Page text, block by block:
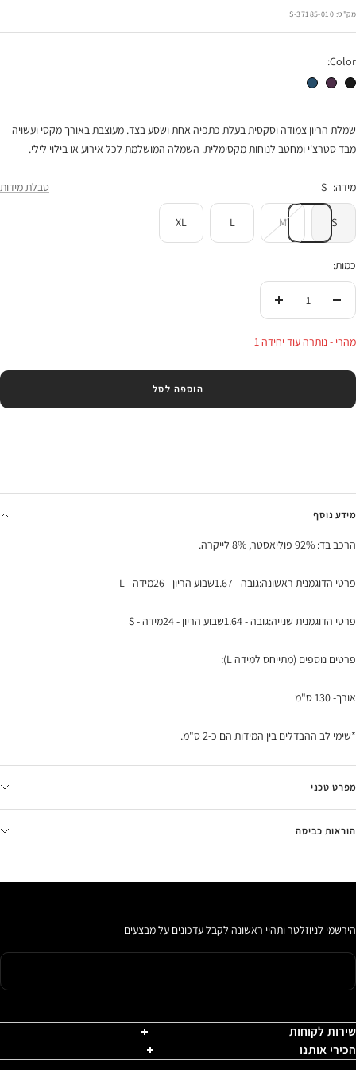
בהנחה
מק"ט: 37185-010-S
Color:
שמלת הריון הוליווד שחורשמלת הריון הוליווד חצילשמלת הריון הוליווד כחול
שמלת הריון צמודה וסקסית בעלת כתפיה אחת ושסע בצד. מעוצבת באורך מקסי ועשויה
מבד סטרצ'י ומחטב לנוחות מקסימלית. השמלה המושלמת לכל אירוע או בילוי לילי.
מידה: S טבלת מידות
S
M
L
XL
כמות:
העלי
מהרי - נותרה עוד יחידה 1
הוספה לסל
מידע נוסף
הרכב בד: 92% פוליאסטר, 8% לייקרה.
פרטי הדוגמנית ראשונה:גובה - 1.67שבוע הריון - 26מידה - L
פרטי הדוגמנית שנייה:גובה - 1.64שבוע הריון - 24מידה - S
פרטים נוספים (מתייחס למידה L):
אורך- 130 ס"מ
*שימי לב ההבדלים בין המידות הם כ-2 ס"מ.
מפרט טכני
הוראות כביסה
הירשמי לניוזלטר ותהיי ראשונה לקבל עדכונים על מבצעים
שירות לקוחות
הכירי אותנו